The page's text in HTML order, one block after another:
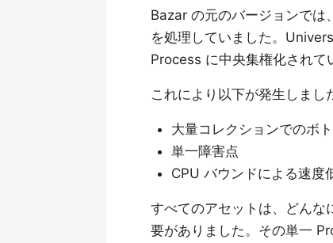
Bazar の元のバージョンでは
を処理していました。
Process に中央集権化されて
これにより以下が発生しまし
大量コレクションでのボ
単一障害点
CPU バウンドによる速度
すべてのアセットは、どんな
要がありました。その単一